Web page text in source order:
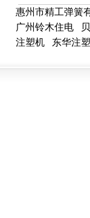
惠州市精工弹簧
广州铃木住电
注塑机
东华注